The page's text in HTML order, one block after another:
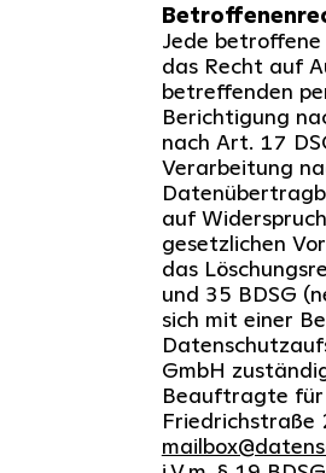
Jede
das Recht auf
betreffenden
Berichtigung
nach Art. 17
Verarbeitung
auf
gesetzlichen
das
und 35 BDSG
sich mit einer
GmbH
Beauftragte
Friedrichstraße